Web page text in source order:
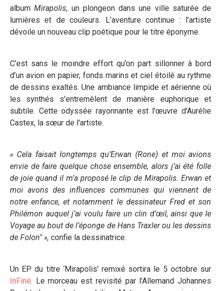
albumMirapolis, un plongeon dans une ville saturée de
lumières et de couleurs. L’aventure continue : l’artiste
dévoile un nouveau clip poétique pour le titre éponyme.
C’est sans le moindre effort qu’on part sillonner à bord
d’un avion en papier, fonds marins et ciel étoilé au rythme
de dessins exaltés. Une ambiance limpide et aérienne où
les synthés s'entremêlent de manière euphorique et
subtile. Cette odyssée rayonnante est l'œuvre d'Aurélie
Castex, la sœur de l'artiste.
« Cela faisait longtemps qu’Erwan (Rone) et moi avions
envie de faire quelque chose ensemble, alors j’ai été folle
de joie quand il m’a proposé le clip de Mirapolis. Erwan et
moi avons des influences communes qui viennent de
notre enfance, et notamment le dessinateur Fred et son
Philémon auquel j’ai voulu faire un clin d’œil, ainsi que le
Voyage au bout de l’éponge de Hans Traxler ou les dessins
de Folon" », confie la dessinatrice.
Un EP du titre ‘Mirapolis’ remixé sortira le 5 octobre sur
InFiné. Le morceau est revisité par l’Allemand Johannes